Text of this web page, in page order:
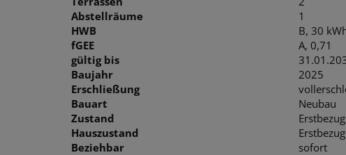
Abstellräume
1
HWB
B, 30
fGEE
A, 0,71
gültig bis
Baujahr
2025
Erschließung
Bauart
Neubau
Zustand
Erstbezug
Hauszustand
Erstbezug
Beziehbar
sofort